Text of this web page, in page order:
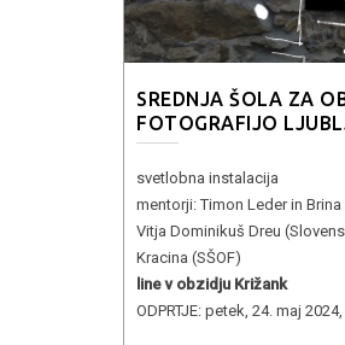
SREDNJA ŠOLA ZA
FOTOGRAFIJO
svetlobna instalacija
mentorji: Timon Leder in
Vitja Dominikuš Dreu
Kracina (SŠOF)
line v obzidju Križank
ODPRTJE: petek, 24. maj